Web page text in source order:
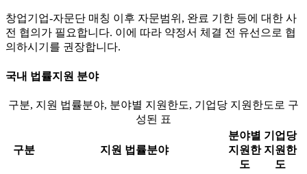
창업기업-자문단 매칭 이후 자문범위, 완료 기한 등에 대한 사
전 협의가 필요합니다. 이에 따라 약정서 체결 전 유선으로 협
의하시기를 권장합니다.
국내 법률지원 분야
구분, 지원 법률분야, 분야별 지원한도, 기업당 지원한도로 구
성된 표
구분 지원 법률분야
분야별
지원한
도
기업당
지원한
도